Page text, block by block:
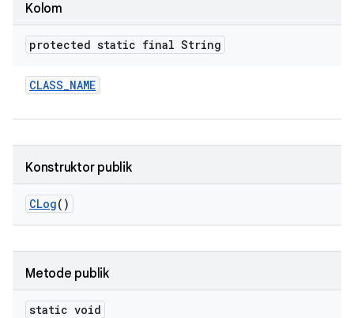
Kolom
protected static final String
CLASS_NAME
Konstruktor publik
CLog()
Metode publik
static void